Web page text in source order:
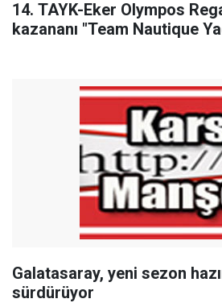
14. TAYK-Eker Olympos
kazananı "Team Nautique
Galatasaray, yeni sezon
sürdürüyor